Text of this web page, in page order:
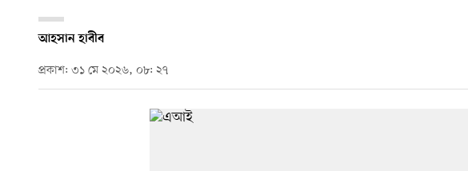
আহসান হাবীব
প্রকাশ: ৩১ মে ২০২৬, ০৮: ২৭